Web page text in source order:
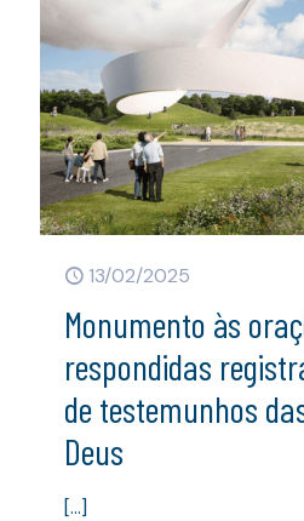
13/02/2025
Monumento às
respondidas
de testemunhos
Deus
[…]